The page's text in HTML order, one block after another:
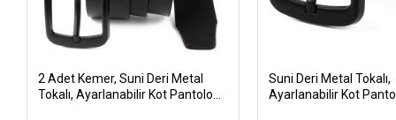
2 Adet Kemer, Suni Deri Metal
Tokalı, Ayarlanabilir Kot Pantolon
Suni Deri Metal Tokalı,
Ayarlanabilir Kot